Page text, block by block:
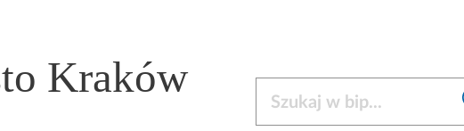
Kraków